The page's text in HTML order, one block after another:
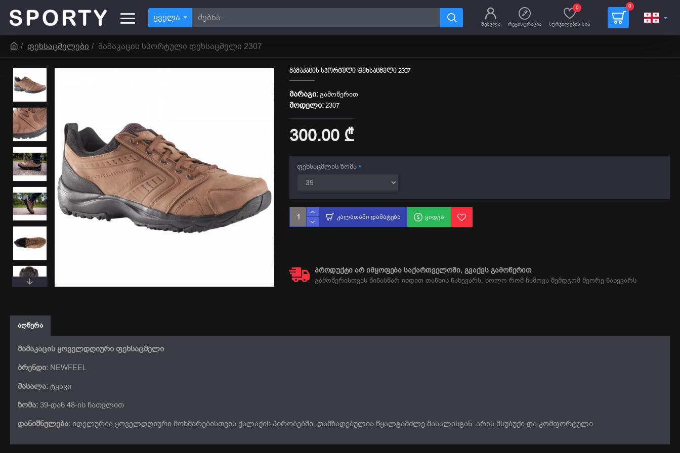
ყველა
შესვლა რეგისტრაცია სურვილების სია
0 0
ფეხსაცმელები მამაკაცის სპორტული ფეხსაცმელი 2307
ᲛᲐᲛᲐᲙᲐᲪᲘᲡ ᲡᲞᲝᲠᲢᲣᲚᲘ ᲤᲔᲮᲡᲐᲪᲛᲔᲚᲘ 2307
ᲛᲐᲠᲐᲒᲘ: გამოწერით
ᲛᲝᲓᲔᲚᲘ: 2307
300.00 ₾
ფეხსაცმლის ზომა
ᲙᲐᲚᲐᲗᲐᲨᲘ ᲓᲐᲛᲐᲢᲔᲑᲐ ᲧᲘᲓᲕᲐ
ᲞᲠᲝᲓᲣᲥᲢᲘ ᲐᲠ ᲘᲛᲧᲝᲤᲔᲑᲐ ᲡᲐᲥᲐᲠᲗᲕᲔᲚᲝᲨᲘ, ᲒᲕᲐᲥᲕᲡ ᲒᲐᲛᲝᲬᲔᲠᲘᲗ
გამოწერისთვის წინასწარ იხდით თანხის ნახევარს, ხოლო რომ ჩამოვა შემდგომ მეორე ნახევარს
ᲐᲦᲬᲔᲠᲐ
მამაკაცის ყოველდღიური ფეხსაცმელი
ბრენდი: NEWFEEL
მასალა: ტყავი
ზომა: 39-დან 48-ის ჩათვლით
დანიშნულება: იდელურია ყოველდღიური მოხმარებისთვის ქალაქის პირობებში. დამზადებულია წყალგამძლე მასალისგან. არის მსუბუქი და კომფორტული